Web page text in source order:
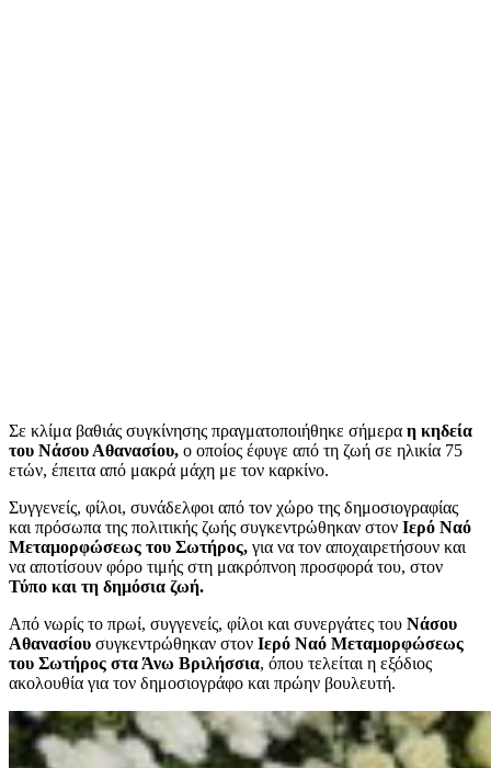
Σε κλίμα βαθιάς συγκίνησης πραγματοποιήθηκε σήμερα η κηδεία
του Νάσου Αθανασίου, ο οποίος έφυγε από τη ζωή σε ηλικία 75
ετών, έπειτα από μακρά μάχη με τον καρκίνο.
Συγγενείς, φίλοι, συνάδελφοι από τον χώρο της δημοσιογραφίας
και πρόσωπα της πολιτικής ζωής συγκεντρώθηκαν στον Ιερό Ναό
Μεταμορφώσεως του Σωτήρος, για να τον αποχαιρετήσουν και
να αποτίσουν φόρο τιμής στη μακρόπνοη προσφορά του, στον
Τύπο και τη δημόσια ζωή.
Από νωρίς το πρωί, συγγενείς, φίλοι και συνεργάτες του Νάσου
Αθανασίου συγκεντρώθηκαν στον Ιερό Ναό Μεταμορφώσεως
του Σωτήρος στα Άνω Βριλήσσια, όπου τελείται η εξόδιος
ακολουθία για τον δημοσιογράφο και πρώην βουλευτή.